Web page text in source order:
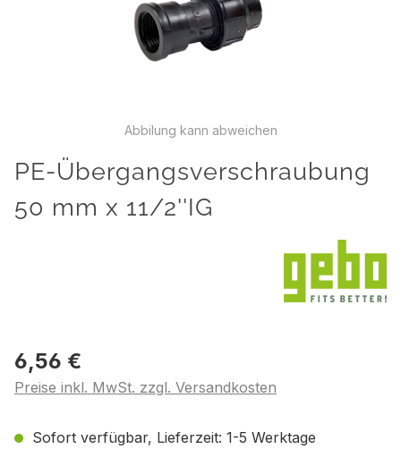
Abbilung kann abweichen
PE-Übergangsverschraubung
50 mm x 11/2''IG
6,56 €
Preise inkl. MwSt. zzgl. Versandkosten
Sofort verfügbar, Lieferzeit: 1-5 Werktage